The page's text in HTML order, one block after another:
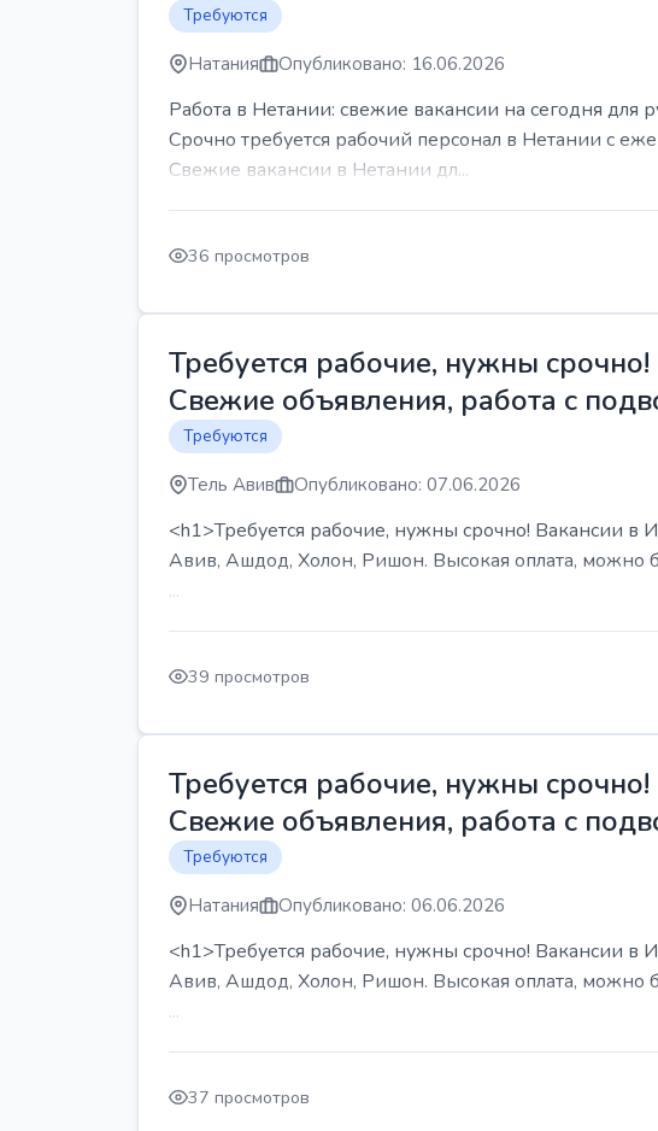
Требуются
Натания Опубликовано: 16.06.2026
Работа в Нетании: свежие вакансии на сегодня для
Срочно требуется рабочий персонал в Нетании с
Свежие вакансии в Нетании дл...
36 просмотров
Требуется рабочие, нужны
Свежие объявления, работа с
Требуются
Тель Авив Опубликовано: 07.06.2026
<h1>Требуется рабочие, нужны срочно! Вакансии в
Авив, Ашдод, Холон, Ришон. Высокая оплата, можно
...
39 просмотров
Требуется рабочие, нужны
Свежие объявления, работа с
Требуются
Натания Опубликовано: 06.06.2026
<h1>Требуется рабочие, нужны срочно! Вакансии в
Авив, Ашдод, Холон, Ришон. Высокая оплата, можно
...
37 просмотров